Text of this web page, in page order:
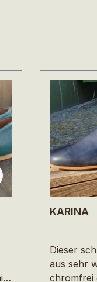
KARINA
Dieser
aus sehr
chromfrei